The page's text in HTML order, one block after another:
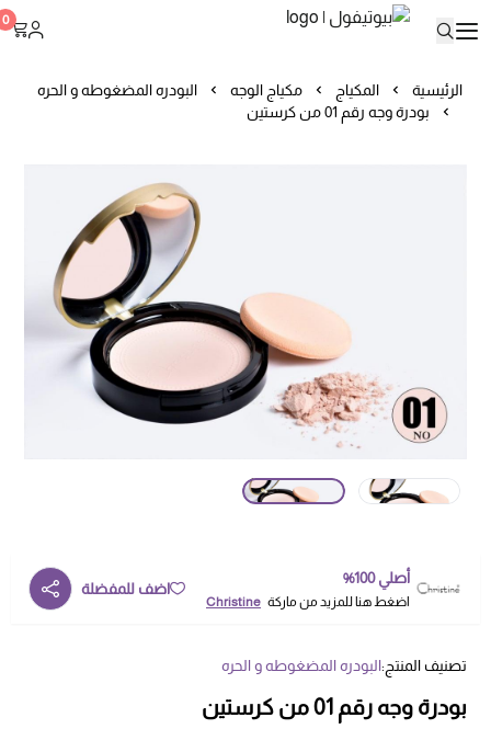
0
الرئيسية المكياج مكياج الوجه
البودره المضغوطه و الحره
بودرة وجه رقم 01 من كرستين
أصلي 100%
اضغط هنا للمزيد من ماركة Christine
اضف للمفضلة
تصنيف المنتج:البودره المضغوطه و الحره
بودرة وجه رقم 01 من كرستين